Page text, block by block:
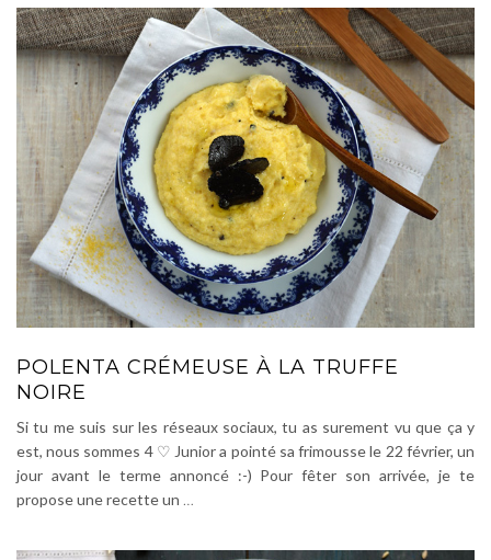
POLENTA CRÉMEUSE À LA TRUFFE
NOIRE
Si tu me suis sur les réseaux sociaux, tu as surement vu que ça y
est, nous sommes 4 ♡ Junior a pointé sa frimousse le 22 février, un
jour avant le terme annoncé :-) Pour fêter son arrivée, je te
propose une recette un …